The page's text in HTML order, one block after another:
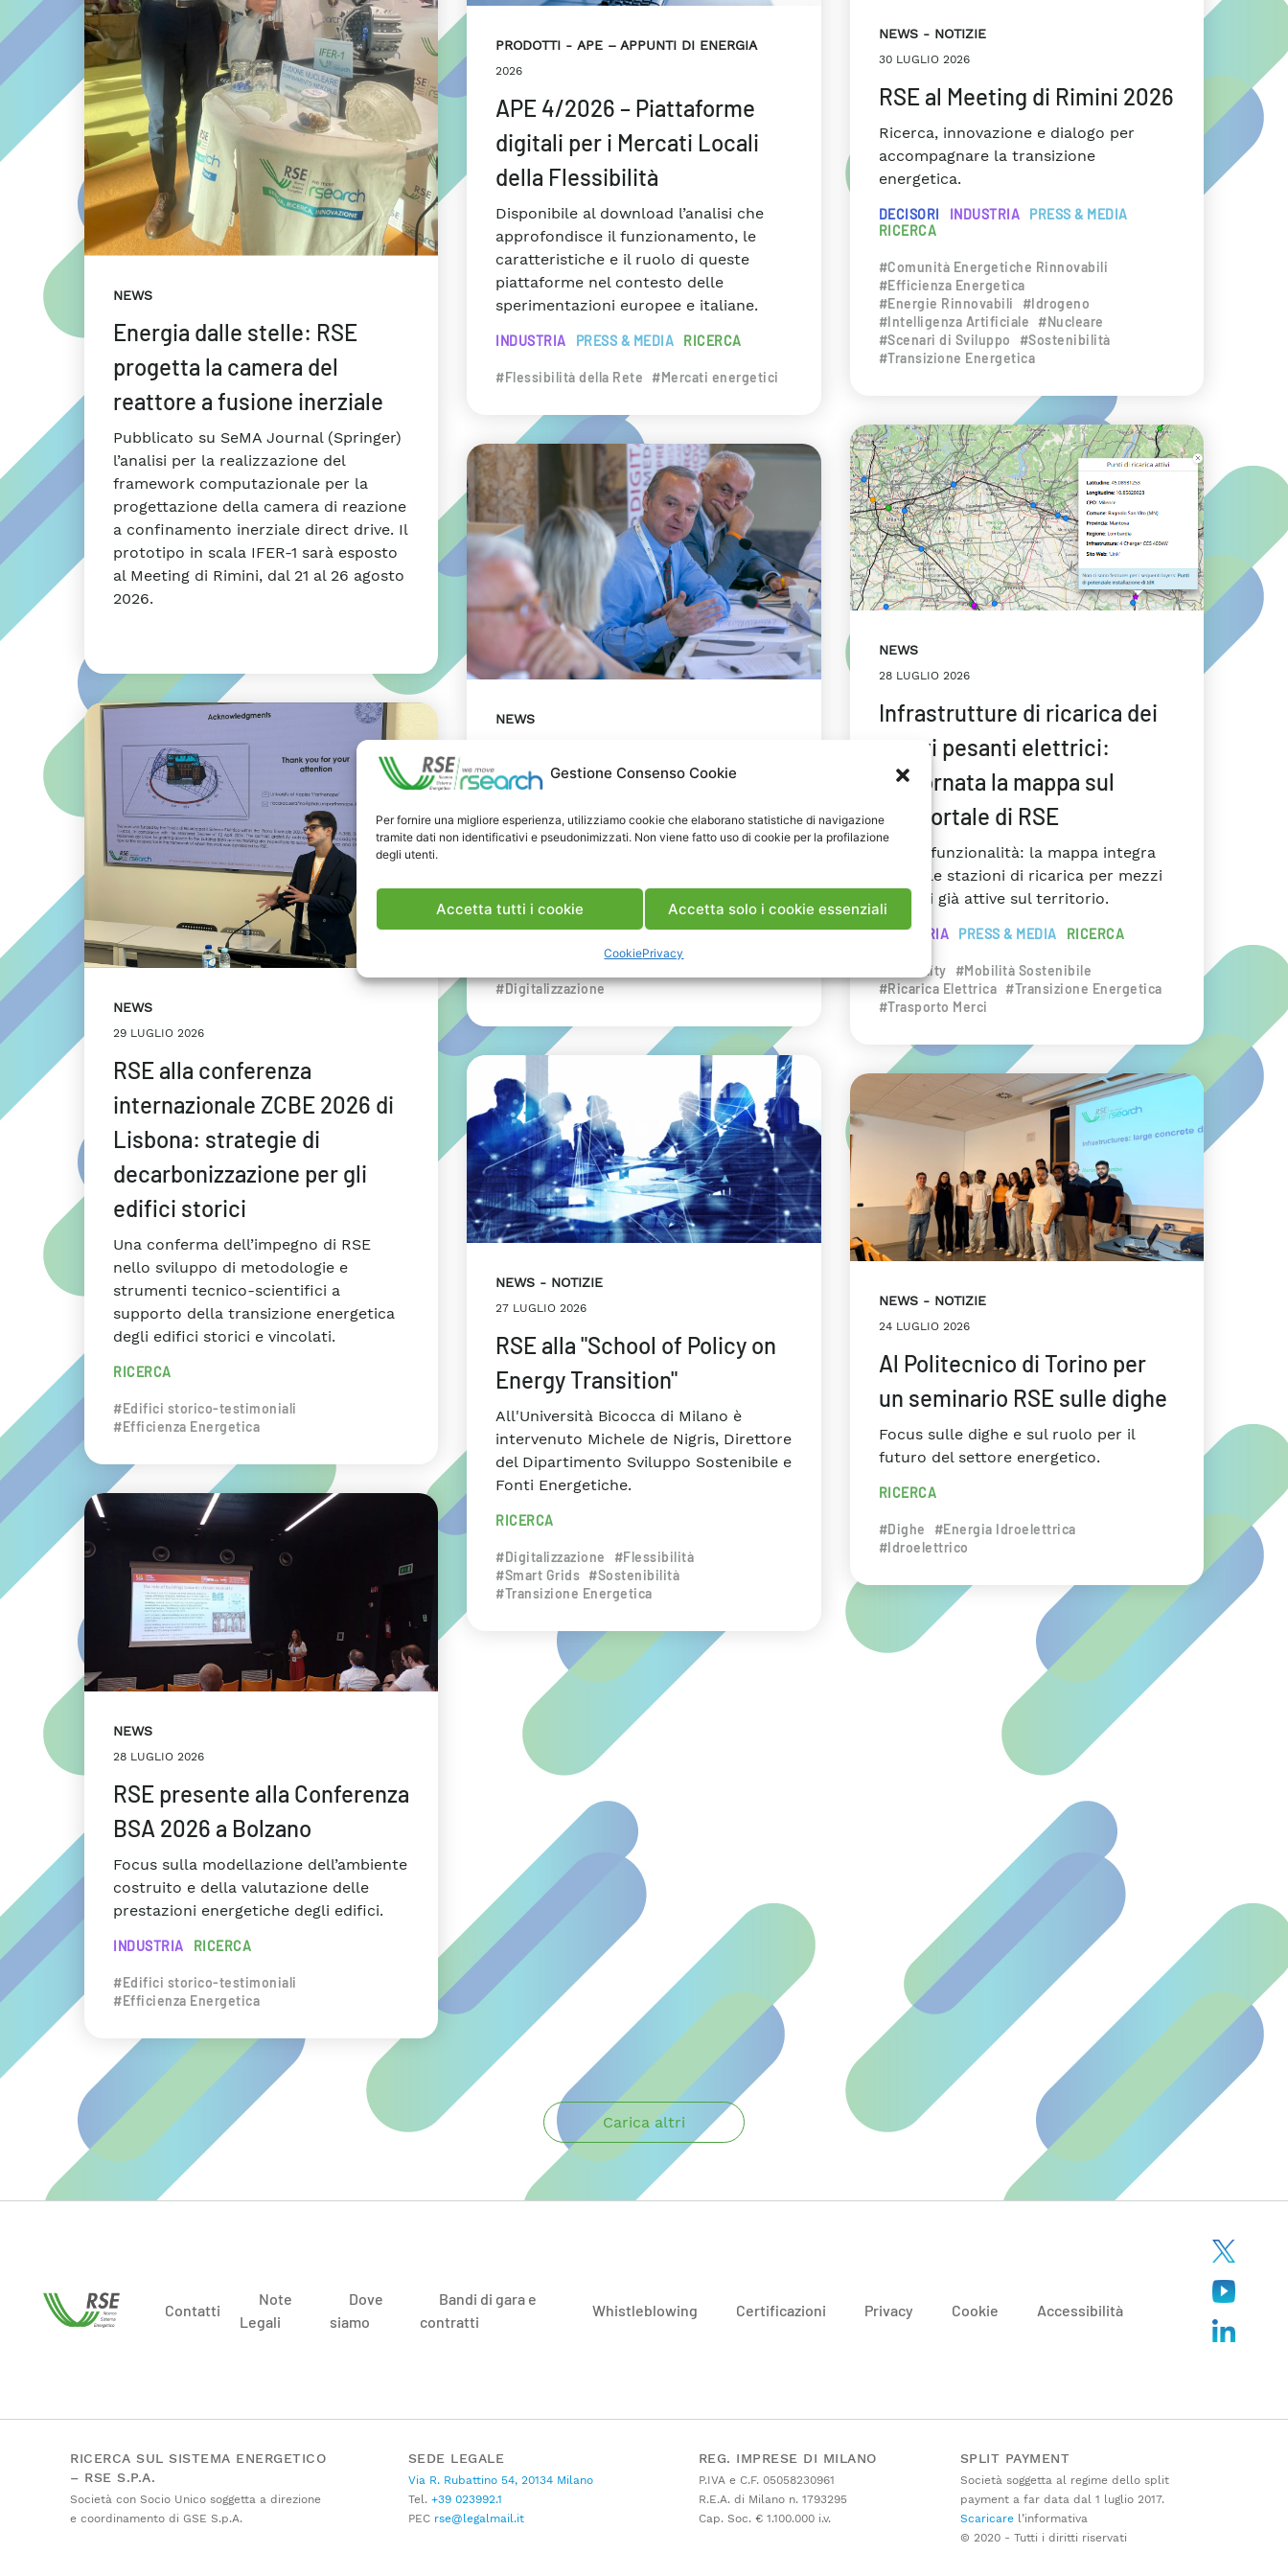
Gestione Consenso Cookie
Per fornire una migliore esperienza, utilizziamo cookie che elaborano statistiche di navigazione
tramite dati non identificativi e pseudonimizzati. Non viene fatto uso di cookie per la profilazione
degli utenti.
Accetta tutti i cookie Accetta solo i cookie essenziali
CookiePrivacy
NEWS
Energia dalle stelle: RSE
progetta la camera del
reattore a fusione inerziale
Pubblicato su SeMA Journal (Springer)
l’analisi per la realizzazione del
framework computazionale per la
progettazione della camera di reazione
a confinamento inerziale direct drive. Il
prototipo in scala IFER-1 sarà esposto
al Meeting di Rimini, dal 21 al 26 agosto
2026.
NEWS
29 LUGLIO 2026
RSE alla conferenza
internazionale ZCBE 2026 di
Lisbona: strategie di
decarbonizzazione per gli
edifici storici
Una conferma dell’impegno di RSE
nello sviluppo di metodologie e
strumenti tecnico-scientifici a
supporto della transizione energetica
degli edifici storici e vincolati.
RICERCA
#Edifici storico-testimoniali
#Efficienza Energetica
NEWS
28 LUGLIO 2026
RSE presente alla Conferenza
BSA 2026 a Bolzano
Focus sulla modellazione dell’ambiente
costruito e della valutazione delle
prestazioni energetiche degli edifici.
INDUSTRIA RICERCA
#Edifici storico-testimoniali
#Efficienza Energetica
PRODOTTI APE – APPUNTI DI ENERGIA
2026
APE 4/2026 – Piattaforme
digitali per i Mercati Locali
della Flessibilità
Disponibile al download l’analisi che
approfondisce il funzionamento, le
caratteristiche e il ruolo di queste
piattaforme nel contesto delle
sperimentazioni europee e italiane.
INDUSTRIA PRESS & MEDIA RICERCA
#Flessibilità della Rete #Mercati energetici
NEWS
Presentazione del Rapporto
Innov-E 2026
del convegno targato I-Com.
INDUSTRIA RICERCA
#Digitalizzazione
NEWS NOTIZIE
27 LUGLIO 2026
RSE alla "School of Policy on
Energy Transition"
All'Università Bicocca di Milano è
intervenuto Michele de Nigris, Direttore
del Dipartimento Sviluppo Sostenibile e
Fonti Energetiche.
RICERCA
#Digitalizzazione
#Flessibilità
#Smart Grids #Sostenibilità
#Transizione Energetica
NEWS NOTIZIE
30 LUGLIO 2026
RSE al Meeting di Rimini 2026
Ricerca, innovazione e dialogo per
accompagnare la transizione
energetica.
DECISORI INDUSTRIA
PRESS & MEDIA
RICERCA
#Comunità Energetiche Rinnovabili
#Efficienza Energetica
#Energie Rinnovabili
#Idrogeno
#Intelligenza Artificiale
#Nucleare
#Scenari di Sviluppo
#Sostenibilità
#Transizione Energetica
NEWS
28 LUGLIO 2026
Infrastrutture di ricarica dei
mezzi pesanti elettrici:
aggiornata la mappa sul
Geoportale di RSE
Nuova funzionalità: la mappa integra
anche le stazioni di ricarica per mezzi
pesanti già attive sul territorio.
INDUSTRIA PRESS & MEDIA RICERCA
#eMobility
#Mobilità Sostenibile
#Ricarica Elettrica #Transizione Energetica
#Trasporto Merci
NEWS NOTIZIE
24 LUGLIO 2026
Al Politecnico di Torino per
un seminario RSE sulle dighe
Focus sulle dighe e sul ruolo per il
futuro del settore energetico.
RICERCA
#Dighe
#Energia Idroelettrica
#Idroelettrico
Carica altri
Contatti
Note
Legali
Dove
siamo
Bandi di gara e
contratti
Whistleblowing Certificazioni Privacy Cookie Accessibilità
RICERCA SUL SISTEMA ENERGETICO
– RSE S.P.A.
Società con Socio Unico soggetta a direzione
e coordinamento di GSE S.p.A.
SEDE LEGALE
Via R. Rubattino 54, 20134 Milano
Tel.+39 023992.1
PECrse@legalmail.it
REG. IMPRESE DI MILANO
P.IVA e C.F. 05058230961
R.E.A. di Milano n. 1793295
Cap. Soc. € 1.100.000 i.v.
SPLIT PAYMENT
Società soggetta al regime dello split
payment a far data dal 1 luglio 2017.
Scaricarel’informativa
© 2020 - Tutti i diritti riservati